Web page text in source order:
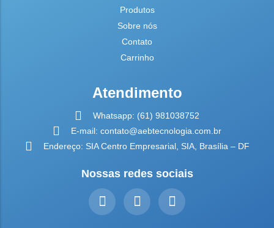
Produtos
Sobre nós
Contato
Carrinho
Atendimento
Whatsapp: (61) 981038752
E-mail: contato@aebtecnologia.com.br
Endereço: SIA Centro Empresarial, SIA, Brasília – DF
Nossas redes sociais